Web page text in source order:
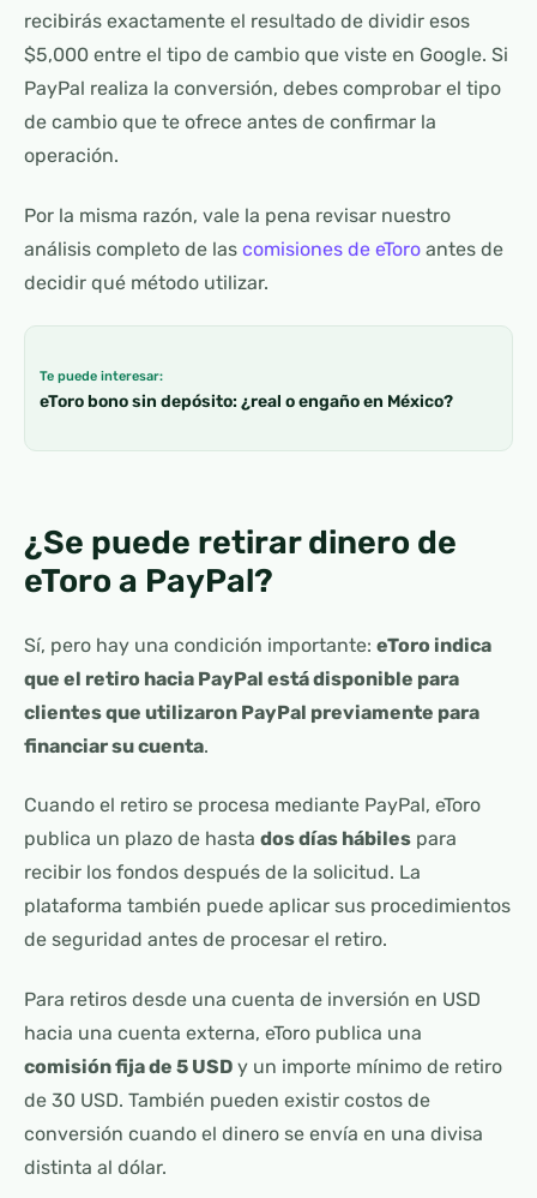
recibirás exactamente el resultado de dividir esos
$5,000 entre el tipo de cambio que viste en Google. Si
PayPal realiza la conversión, debes comprobar el tipo
de cambio que te ofrece antes de confirmar la
operación.
Por la misma razón, vale la pena revisar nuestro
análisis completo de las comisiones de eToro antes de
decidir qué método utilizar.
Te puede interesar:
eToro bono sin depósito: ¿real o engaño en México?
¿Se puede retirar dinero de
eToro a PayPal?
Sí, pero hay una condición importante: eToro indica
que el retiro hacia PayPal está disponible para
clientes que utilizaron PayPal previamente para
financiar su cuenta.
Cuando el retiro se procesa mediante PayPal, eToro
publica un plazo de hasta dos días hábiles para
recibir los fondos después de la solicitud. La
plataforma también puede aplicar sus procedimientos
de seguridad antes de procesar el retiro.
Para retiros desde una cuenta de inversión en USD
hacia una cuenta externa, eToro publica una
comisión fija de 5 USD y un importe mínimo de retiro
de 30 USD. También pueden existir costos de
conversión cuando el dinero se envía en una divisa
distinta al dólar.